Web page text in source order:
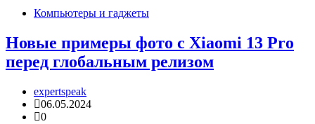
Компьютеры и гаджеты
Новые примеры фото с Xiaomi 13 Pro
перед глобальным релизом
expertspeak
06.05.2024
0